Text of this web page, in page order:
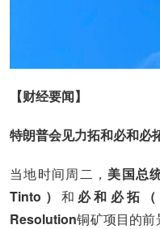
【财经要闻】
特朗普会见力拓和必和
当地时间周二， 美国总
Tinto） 和 必和必拓
Resolution铜矿项目的